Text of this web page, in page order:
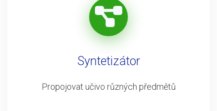
Syntetizátor
Propojovat učivo různých předmětů